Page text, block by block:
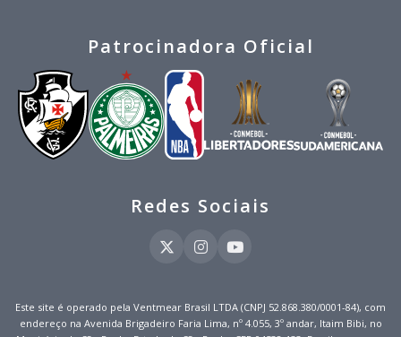
Patrocinadora Oficial
Redes Sociais
Este site é operado pela Ventmear Brasil LTDA (CNPJ 52.868.380/0001-84), com
endereço na Avenida Brigadeiro Faria Lima, nº 4.055, 3º andar, Itaim Bibi, no